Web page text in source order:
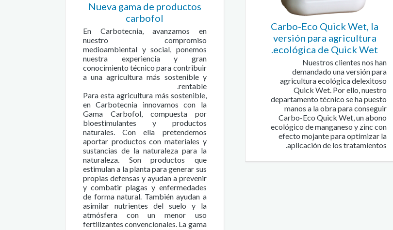
Nueva gama de productos
carbofol
En Carbotecnia, avanzamos en
nuestro compromiso
medioambiental y social, ponemos
nuestra experiencia y gran
conocimiento técnico para contribuir
a una agricultura más sostenible y
rentable.
Para esta agricultura más sostenible,
en Carbotecnia innovamos con la
Gama Carbofol, compuesta por
bioestimulantes y productos
naturales. Con ella pretendemos
aportar productos con materiales y
sustancias de la naturaleza para la
naturaleza. Son productos que
estimulan a la planta para generar sus
propias defensas y ayudan a prevenir
y combatir plagas y enfermedades
de forma natural. También ayudan a
asimilar nutrientes del suelo y la
atmósfera con un menor uso
fertilizantes convencionales. La gama
Carbo-Eco Quick Wet, la
versión para agricultura
ecológica de Quick Wet.
Nuestros clientes nos han
demandado una versión para
agricultura ecológica delexitoso
Quick Wet. Por ello, nuestro
departamento técnico se ha puesto
manos a la obra para conseguir
Carbo-Eco Quick Wet, un abono
ecológico de manganeso y zinc con
efecto mojante para optimizar la
aplicación de los tratamientos.